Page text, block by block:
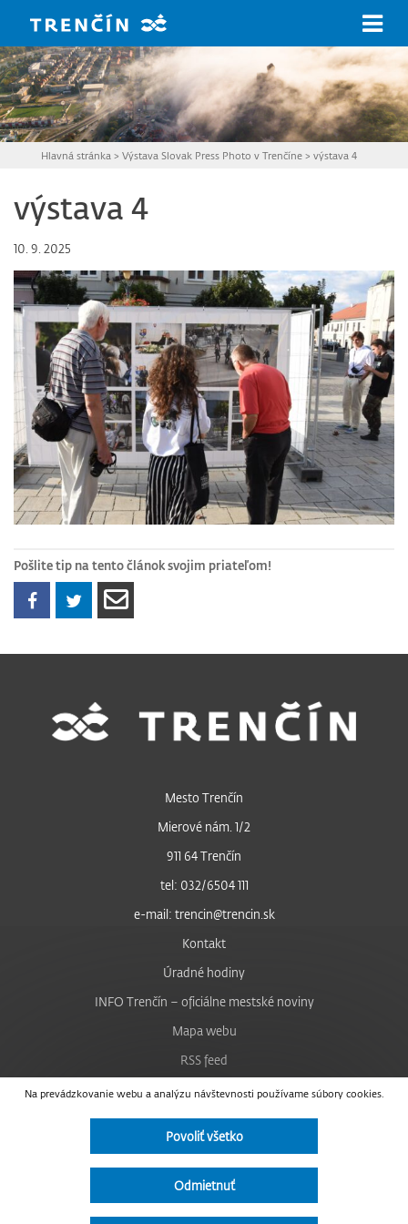
Hlavná stránka > Výstava Slovak Press Photo v Trenčíne> výstava 4
výstava 4
10. 9. 2025
Pošlite tip na tento článok svojim priateľom!
Na prevádzkovanie webu a analýzu návštevnosti používame súbory cookies.
Povoliť všetko
Odmietnuť
Mesto Trenčín
Mierové nám. 1/2
911 64 Trenčín
tel: 032/6504 111
e-mail: trencin@trencin.sk
Kontakt
Úradné hodiny
INFO Trenčín – oficiálne mestské noviny
Mapa webu
RSS feed
Nastavenie cookies
Facebook
Instagram
Vyhlásenie o prístupnosti